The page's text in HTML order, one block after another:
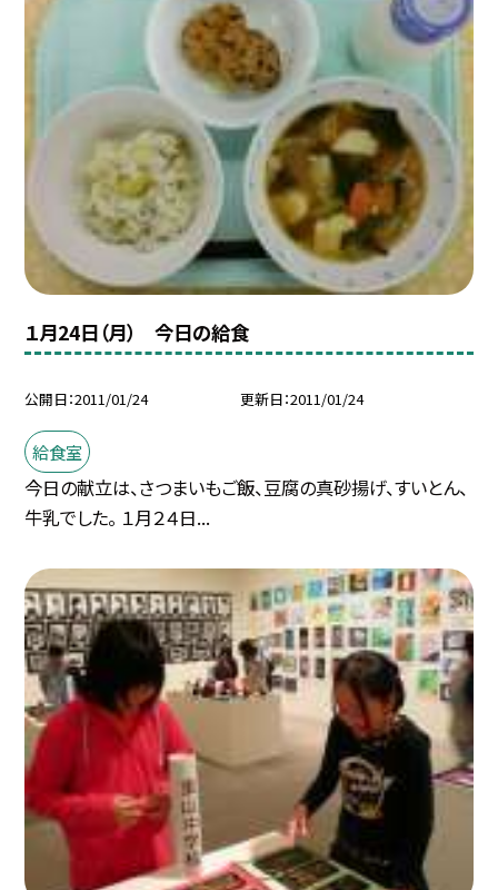
１月24日（月） 今日の給食
公開日 2011/01/24 更新日 2011/01/24
給食室
今日の献立は、さつまいもご飯、豆腐の真砂揚げ、すいとん、
牛乳でした。 １月２４日...